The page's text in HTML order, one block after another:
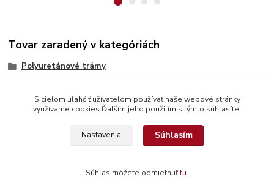
Tovar zaradený v kategóriách
Polyuretánové trámy
© Copyright 2026 www.interdekor.sk, všetky práva vyhradené
S cieľom uľahčiť užívateľom používať naše webové stránky
využívame cookies.Ďalším jeho použitím s týmto súhlasíte.
Nastavenia Súhlasím
Súhlas môžete odmietnuťtu.